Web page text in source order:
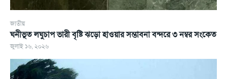
জাতীয়
ঘনীভূত লঘুচাপ ভারী বৃষ্টি ঝড়ো হাওয়ার সম্ভাবনা বন্দরে ৩ নম্বর সংকেত
জুলাই ১৬, ২০২৬